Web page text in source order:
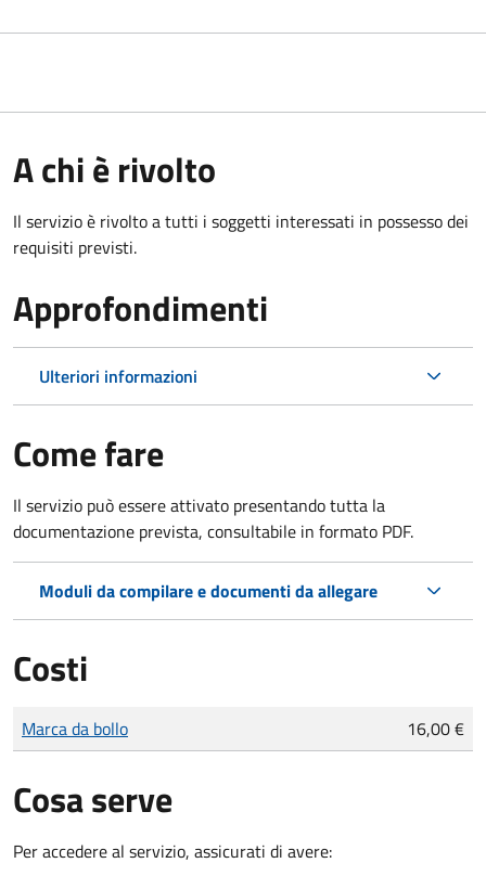
A chi è rivolto
Il servizio è rivolto a tutti i soggetti interessati in possesso dei
requisiti previsti.
Approfondimenti
Ulteriori informazioni
Come fare
Il servizio può essere attivato presentando tutta la
documentazione prevista, consultabile in formato PDF.
Moduli da compilare e documenti da allegare
Costi
Tipo di pagamento
Importo
Marca da bollo 16,00 €
Cosa serve
Per accedere al servizio, assicurati di avere: